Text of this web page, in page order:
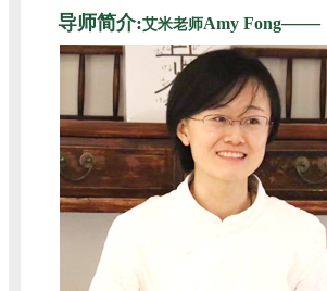
导师简介:艾米老师Amy Fong——